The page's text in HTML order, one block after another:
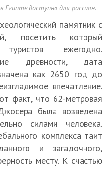
доступно для россиян.
памятник с
посетить который
ежегодно.
древности, дата
как 2650 год до
впечатление.
факт, что 62-метровая
была возведена
силами человека.
комплекса таит
и загадочного,
месту. К счастью